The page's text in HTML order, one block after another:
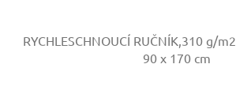
RYCHLESCHNOUCÍ RUČNÍK,310 g/m2
90 x 170 cm